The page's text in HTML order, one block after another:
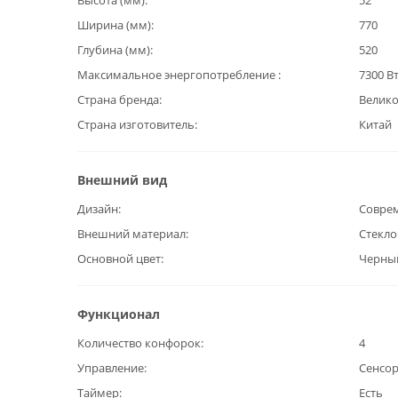
Ширина (мм)
770
Глубина (мм)
520
Максимальное энергопотребление
7300 Вт
Страна бренда
Страна изготовитель
Китай
Внешний вид
Дизайн
Внешний материал
Основной цвет
Функционал
Количество конфорок
4
Управление
Таймер
Есть